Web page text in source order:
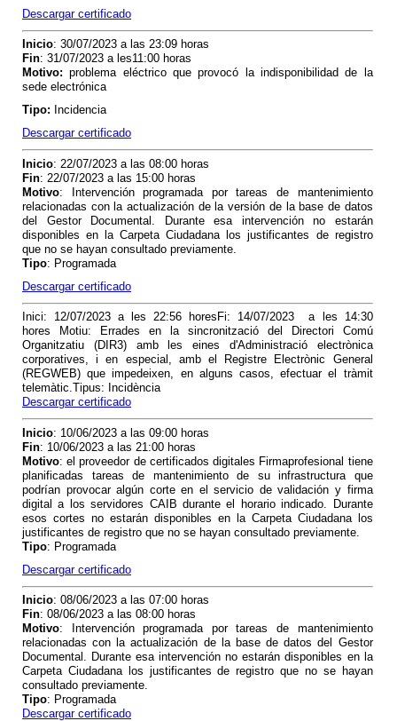
Descargar certificado
Inicio: 30/07/2023 a las 23:09 horas
Fin: 31/07/2023 a les11:00 horas
Motivo: problema eléctrico que provocó la indisponibilidad de la
sede electrónica
Tipo: Incidencia
Descargar certificado
Inicio: 22/07/2023 a las 08:00 horas
Fin: 22/07/2023 a las 15:00 horas
Motivo: Intervención programada por tareas de mantenimiento
relacionadas con la actualización de la versión de la base de datos
del Gestor Documental. Durante esa intervención no estarán
disponibles en la Carpeta Ciudadana los justificantes de registro
que no se hayan consultado previamente.
Tipo: Programada
Descargar certificado
Inici: 12/07/2023 a les 22:56 horesFi: 14/07/2023 a les 14:30
hores Motiu: Errades en la sincronització del Directori Comú
Organitzatiu (DIR3) amb les eines d'Administració electrònica
corporatives, i en especial, amb el Registre Electrònic General
(REGWEB) que impedeixen, en alguns casos, efectuar el tràmit
telemàtic.Tipus: Incidència
Descargar certificado
Inicio: 10/06/2023 a las 09:00 horas
Fin: 10/06/2023 a las 21:00 horas
Motivo: el proveedor de certificados digitales Firmaprofesional tiene
planificadas tareas de mantenimiento de su infrastructura que
podrían provocar algún corte en el servicio de validación y firma
digital a los servidores CAIB durante el horario indicado. Durante
esos cortes no estarán disponibles en la Carpeta Ciudadana los
justificantes de registro que no se hayan consultado previamente.
Tipo: Programada
Descargar certificado
Inicio: 08/06/2023 a las 07:00 horas
Fin: 08/06/2023 a las 08:00 horas
Motivo: Intervención programada por tareas de mantenimiento
relacionadas con la actualización de la base de datos del Gestor
Documental. Durante esa intervención no estarán disponibles en la
Carpeta Ciudadana los justificantes de registro que no se hayan
consultado previamente.
Tipo: Programada
Descargar certificado